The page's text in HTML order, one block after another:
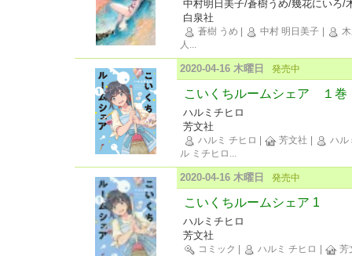
中村明日美子/蒼樹うめ/幾花にいろ/
白泉社
蒼樹 うめ 中村 明日美子
人 ...
2020-04-16 木曜日 発売中
こいくちルームシェア １巻
ハルミチヒロ
芳文社
ハルミ チヒロ 芳文社
ハル
ル ミチヒロ ...
2020-04-16 木曜日 発売中
こいくちルームシェア 1
ハルミチヒロ
芳文社
コミック ハルミ チヒロ
芳